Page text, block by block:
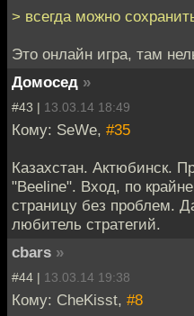
> всегда можно
Это онлайн игра, там
Домосед »
#43 | 13.03.14 18:49
Кому: SeWe, #35
Казахстан. Актюбинск.
"Beeline". Вход, по
страницу без проблем.
любитель стратегий.
cbars »
#44 | 13.03.14 19:38
Кому: CheKisst, #8